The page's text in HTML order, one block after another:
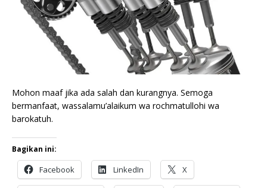
Mohon maaf jika ada salah dan kurangnya. Semoga
bermanfaat, wassalamu’alaikum wa rochmatullohi wa
barokatuh.
Bagikan ini:
Facebook LinkedIn X